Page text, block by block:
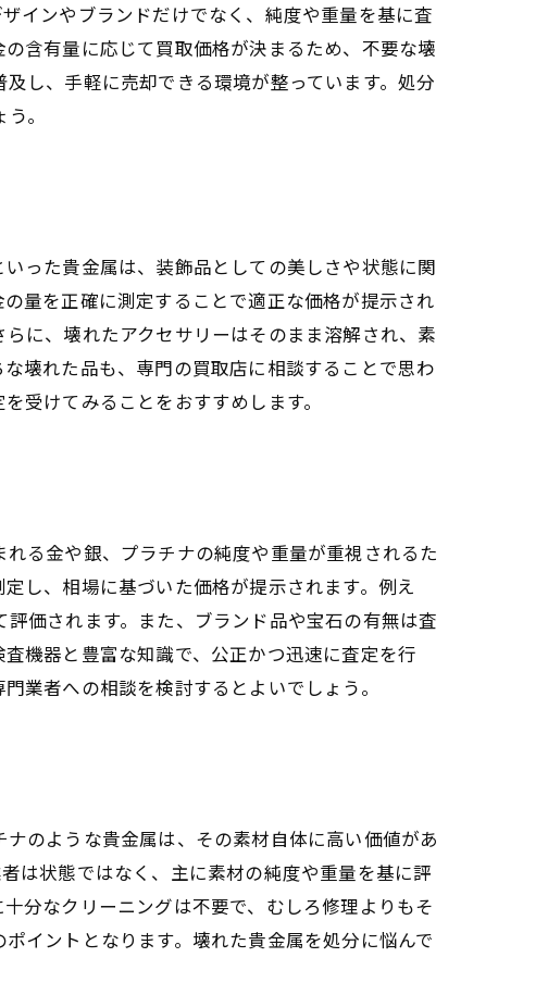
インやブランドだけでなく、純度や重量を基に査
含有量に応じて買取価格が決まるため、不要な壊
し、手軽に売却できる環境が整っています。処分
。
った貴金属は、装飾品としての美しさや状態に関
量を正確に測定することで適正な価格が提示され
に、壊れたアクセサリーはそのまま溶解され、素
壊れた品も、専門の買取店に相談することで思わ
受けてみることをおすすめします。
る金や銀、プラチナの純度や重量が重視されるた
し、相場に基づいた価格が提示されます。例え
価されます。また、ブランド品や宝石の有無は査
機器と豊富な知識で、公正かつ迅速に査定を行
業者への相談を検討するとよいでしょう。
のような貴金属は、その素材自体に高い価値があ
は状態ではなく、主に素材の純度や重量を基に評
分なクリーニングは不要で、むしろ修理よりもそ
イントとなります。壊れた貴金属を処分に悩んで